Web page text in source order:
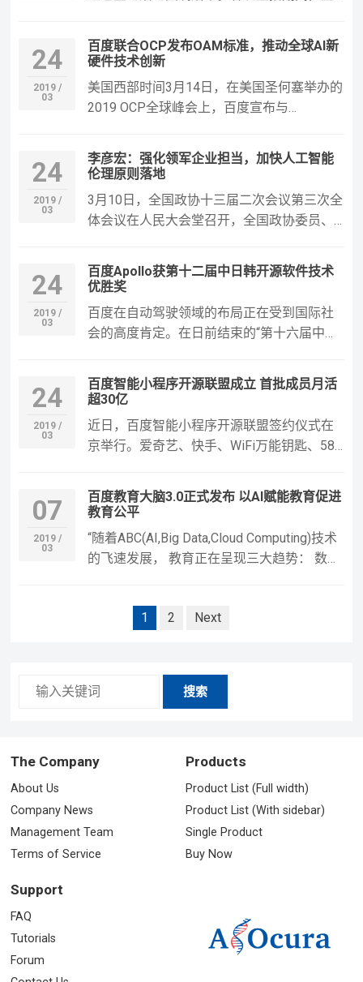
度将开源作…
亿次！春晚期间，百度共发出1000万个20.19
元的红包，100万个88元红包，10万台小度
包。全球观众参与共同瓜分9亿现金红包大
奖…
24
2019 /
03
百度联合OCP发布OAM标准，推动全球AI新
硬件技术创新
美国西部时间3月14日，在美国圣何塞举办的
2019 OCP全球峰会上，百度宣布与
(OCP Accelerator Module) 标准。该标准用于
指导AI硬件加速模块和系统设计。 不同于普
制化的系统，需要通过A…
24
2019 /
03
李彦宏：强化领军企业担当，加快人工智能
伦理原则落地
3月10日，全国政协十三届二次会议第三次全
体会议在人民大会堂召开，全国政协委员、
和文化建设作大会发言。李彦宏在发言中
说，要发挥好人工智能的“头雁”效应，强化领
他表示，“当前，人工智能还处在发展初期，
但已经展现出巨大的变革…
24
2019 /
03
百度Apollo获第十二届中日韩开源软件技术
优胜奖
百度在自动驾驶领域的布局正在受到国际社
会的高度肯定。在日前结束的“第十六届中日
进论坛”（简称中日韩会议）上，百度Apollo
被授予“中日韩开源软件技术优胜奖”。据了
奖项。 大会评审认为，Apollo项目标志着百
度将开源作…
24
2019 /
03
百度智能小程序开源联盟成立 首批成员月活
超30亿
近日，百度智能小程序开源联盟签约仪式在
京举行。爱奇艺、快手、WiFi万能钥匙、58
动、百度视频、宝宝巴士、卓易等12家企业
与百度正式签约，成为智能小程序开源联盟
各自旗下的App支持运行智能小程序，成为百
度智能小程序的重要入口。…
07
2019 /
03
百度教育大脑3.0正式发布 以AI赋能教育促进
教育公平
“随着ABC(AI,Big Data,Cloud Computing)技术
的飞速发展， 教育正在呈现三大趋势： 数字
他对技术与教育融合的看法。会上，百度教
1 2 Next
搜索
The Company
About Us
Company News
Management Team
Terms of Service
Products
Product List (Full width)
Product List (With sidebar)
Single Product
Buy Now
Support
FAQ
Tutorials
Forum